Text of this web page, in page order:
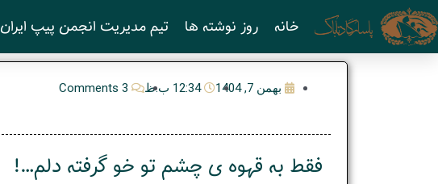
پرش
به
محتوا
خانه روز نوشته ها تیم مدیریت انجمن پیپ ایران
بهمن 7, 1404 12:34 ب.ظ 3 Comments
فقط به قهوه ی چشم تو خو گرفته دلم…!